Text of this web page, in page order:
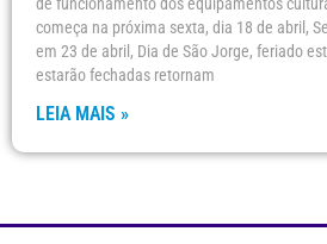
começa na próxima sexta, dia 18 de abril,
em 23 de abril, Dia de São Jorge, feriado
estarão fechadas retornam
LEIA MAIS »